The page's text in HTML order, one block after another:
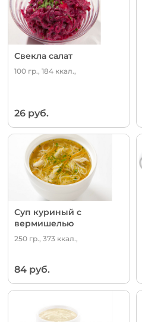
Свекла салат
100 гр., 184 ккал.,
26 руб.
Суп куриный с
вермишелью
250 гр., 373 ккал.,
84 руб.